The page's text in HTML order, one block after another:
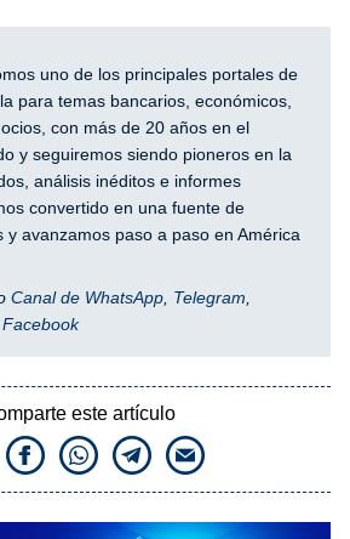
uno de los principales portales de
para temas bancarios, económicos,
con más de 20 años en el
y seguiremos siendo pioneros en la
análisis inéditos e informes
convertido en una fuente de
y avanzamos paso a paso en América
Canal de WhatsApp Telegram
Facebook
este artículo